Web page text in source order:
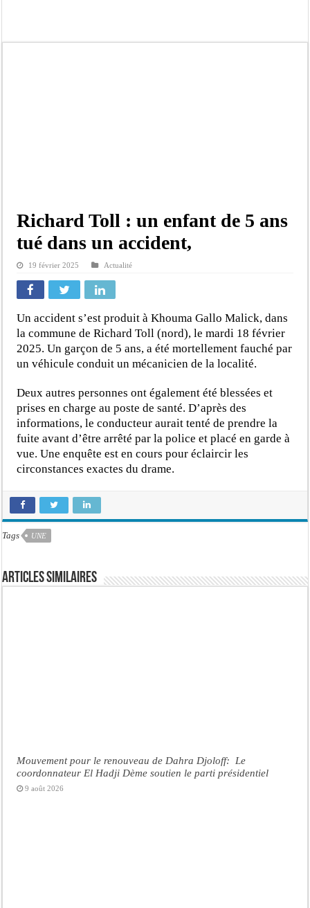
Richard Toll : un enfant de 5 ans
tué dans un accident,
19 février 2025 Actualité
Un accident s’est produit à Khouma Gallo Malick, dans
la commune de Richard Toll (nord), le mardi 18 février
2025. Un garçon de 5 ans, a été mortellement fauché par
un véhicule conduit un mécanicien de la localité.
Deux autres personnes ont également été blessées et
prises en charge au poste de santé. D’après des
informations, le conducteur aurait tenté de prendre la
fuite avant d’être arrêté par la police et placé en garde à
vue. Une enquête est en cours pour éclaircir les
circonstances exactes du drame.
Tags UNE
Articles similaires
Mouvement pour le renouveau de Dahra Djoloff: Le
coordonnateur El Hadji Dème soutien le parti présidentiel
9 août 2026